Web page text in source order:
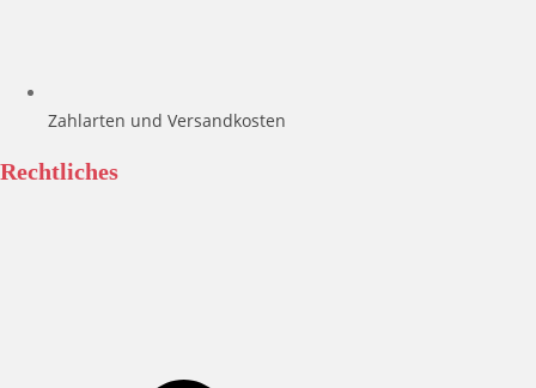
Zahlarten und Versandkosten
Rechtliches